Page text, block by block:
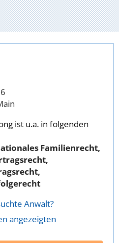
ist u.a. in folgenden
Familienrecht,
Anwalt?
angezeigten